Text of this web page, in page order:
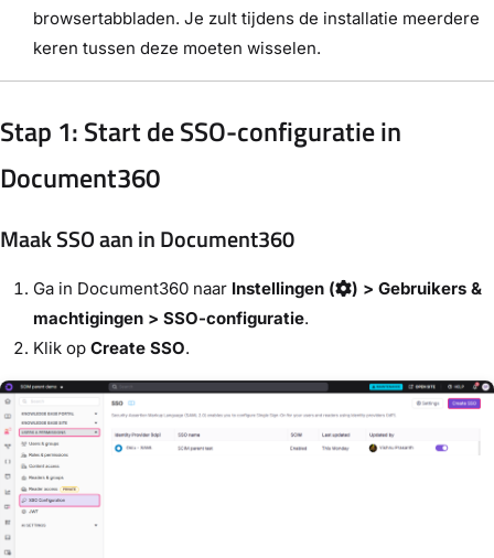
browsertabbladen. Je zult tijdens de installatie meerdere
keren tussen deze moeten wisselen.
Stap 1: Start de SSO-configuratie in
Document360
Maak SSO aan in Document360
Ga in Document360 naar Instellingen (
) > Gebruikers &
machtigingen > SSO-configuratie.
Klik op Create SSO.